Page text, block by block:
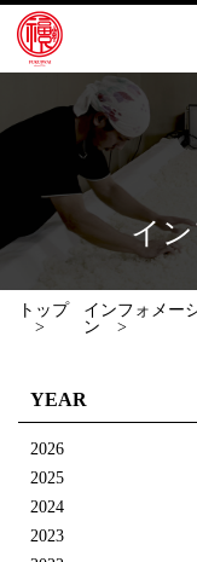
イ
トップ
インフォメー
ン
YEAR
2026
2025
2024
2023